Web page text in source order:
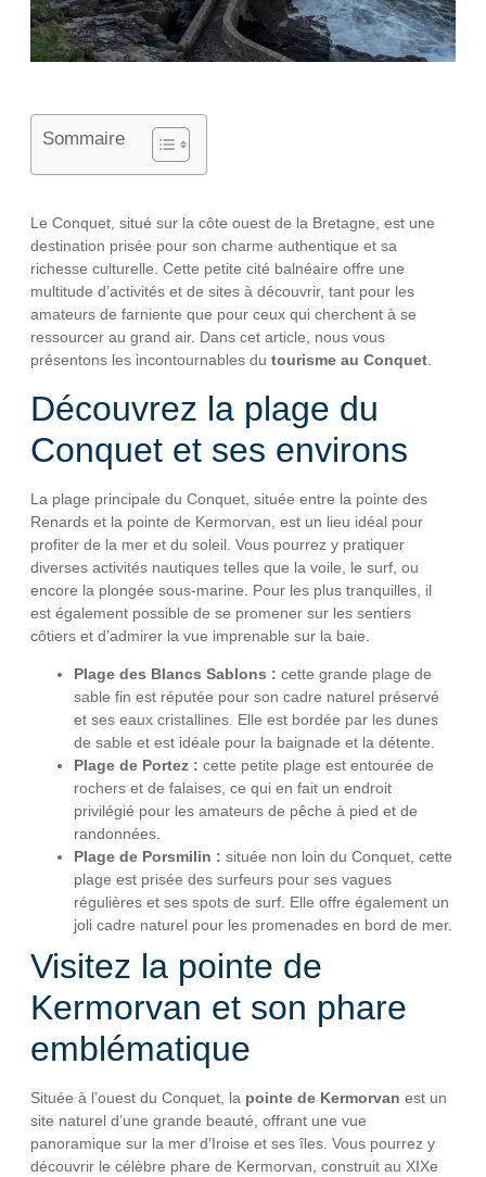
Sommaire
Le Conquet, situé sur la côte ouest de la Bretagne, est une
destination prisée pour son charme authentique et sa
richesse culturelle. Cette petite cité balnéaire offre une
multitude d’activités et de sites à découvrir, tant pour les
amateurs de farniente que pour ceux qui cherchent à se
ressourcer au grand air. Dans cet article, nous vous
présentons les incontournables du tourisme au Conquet.
Découvrez la plage du
Conquet et ses environs
La plage principale du Conquet, située entre la pointe des
Renards et la pointe de Kermorvan, est un lieu idéal pour
profiter de la mer et du soleil. Vous pourrez y pratiquer
diverses activités nautiques telles que la voile, le surf, ou
encore la plongée sous-marine. Pour les plus tranquilles, il
est également possible de se promener sur les sentiers
côtiers et d’admirer la vue imprenable sur la baie.
Plage des Blancs Sablons : cette grande plage de
sable fin est réputée pour son cadre naturel préservé
et ses eaux cristallines. Elle est bordée par les dunes
de sable et est idéale pour la baignade et la détente.
Plage de Portez : cette petite plage est entourée de
rochers et de falaises, ce qui en fait un endroit
privilégié pour les amateurs de pêche à pied et de
randonnées.
Plage de Porsmilin : située non loin du Conquet, cette
plage est prisée des surfeurs pour ses vagues
régulières et ses spots de surf. Elle offre également un
joli cadre naturel pour les promenades en bord de mer.
Visitez la pointe de
Kermorvan et son phare
emblématique
Située à l’ouest du Conquet, la pointe de Kermorvan est un
site naturel d’une grande beauté, offrant une vue
panoramique sur la mer d’Iroise et ses îles. Vous pourrez y
découvrir le célèbre phare de Kermorvan, construit au XIXe